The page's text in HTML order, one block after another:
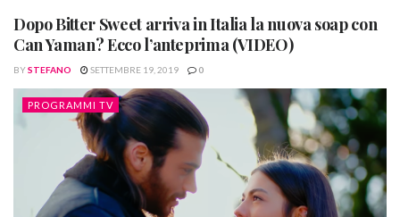
Dopo Bitter Sweet arriva in Italia la nuova soap con
Can Yaman? Ecco l’anteprima (VIDEO)
BYSTEFANO SETTEMBRE 19, 2019 0
PROGRAMMI TV